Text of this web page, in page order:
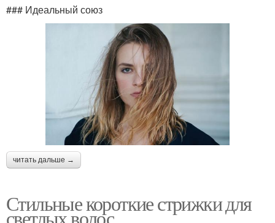
### Идеальный союз
читать дальше →
Стильные короткие стрижки для
светлых волос